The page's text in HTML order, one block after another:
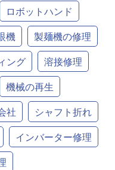
ロボットハンド
機
製麺機の修理
ング
溶接修理
機械の再生
社
シャフト折れ
インバーター修理